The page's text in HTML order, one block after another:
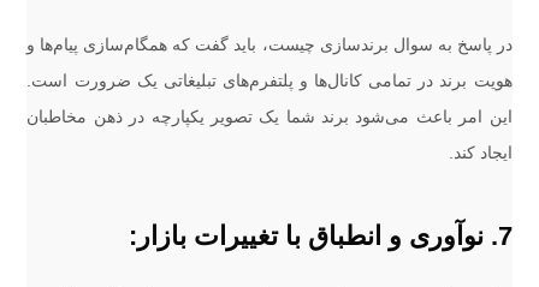
در پاسخ به سوال برندسازی چیست، باید گفت که همگام‌سازی پیام‌ها و
هویت برند در تمامی کانال‌ها و پلتفرم‌های تبلیغاتی یک ضرورت است.
این امر باعث می‌شود برند شما یک تصویر یکپارچه در ذهن مخاطبان
ایجاد کند.
7. نوآوری و انطباق با تغییرات بازار: